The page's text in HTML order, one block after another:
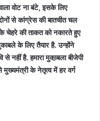
वोट ना बंटे, इसके लिए
से कांग्रेस की बातचीत चल
चेहरे की ताकत को नकारते हुए
के लिए तैयार है. उन्होंने
से नहीं है. हमारा मुका़बला बीजेपी
के नेतृत्व में हर वर्ग